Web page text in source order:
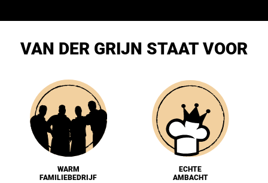
VAN DER GRIJN STAAT VOOR
WARM
FAMILIEBEDRIJF
ECHTE
AMBACHT